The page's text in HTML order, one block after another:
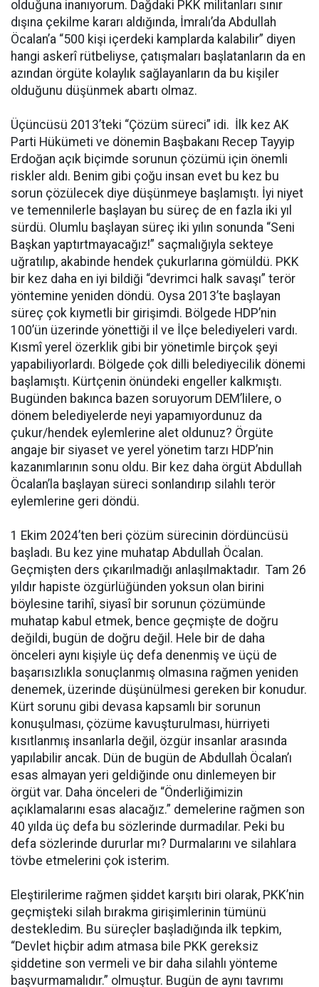
olduğuna inanıyorum. Dağdaki PKK militanları sınır
dışına çekilme kararı aldığında, İmralı’da Abdullah
Öcalan’a “500 kişi içerdeki kamplarda kalabilir” diyen
hangi askerî rütbeliyse, çatışmaları başlatanların da en
azından örgüte kolaylık sağlayanların da bu kişiler
olduğunu düşünmek abartı olmaz.
Üçüncüsü 2013’teki “Çözüm süreci” idi. İlk kez AK
Parti Hükümeti ve dönemin Başbakanı Recep Tayyip
Erdoğan açık biçimde sorunun çözümü için önemli
riskler aldı. Benim gibi çoğu insan evet bu kez bu
sorun çözülecek diye düşünmeye başlamıştı. İyi niyet
ve temennilerle başlayan bu süreç de en fazla iki yıl
sürdü. Olumlu başlayan süreç iki yılın sonunda “Seni
Başkan yaptırtmayacağız!” saçmalığıyla sekteye
uğratılıp, akabinde hendek çukurlarına gömüldü. PKK
bir kez daha en iyi bildiği “devrimci halk savaşı” terör
yöntemine yeniden döndü. Oysa 2013’te başlayan
süreç çok kıymetli bir girişimdi. Bölgede HDP’nin
100’ün üzerinde yönettiği il ve İlçe belediyeleri vardı.
Kısmî yerel özerklik gibi bir yönetimle birçok şeyi
yapabiliyorlardı. Bölgede çok dilli belediyecilik dönemi
başlamıştı. Kürtçenin önündeki engeller kalkmıştı.
Bugünden bakınca bazen soruyorum DEM’lilere, o
dönem belediyelerde neyi yapamıyordunuz da
çukur/hendek eylemlerine alet oldunuz? Örgüte
angaje bir siyaset ve yerel yönetim tarzı HDP’nin
kazanımlarının sonu oldu. Bir kez daha örgüt Abdullah
Öcalan’la başlayan süreci sonlandırıp silahlı terör
eylemlerine geri döndü.
1 Ekim 2024’ten beri çözüm sürecinin dördüncüsü
başladı. Bu kez yine muhatap Abdullah Öcalan.
Geçmişten ders çıkarılmadığı anlaşılmaktadır. Tam 26
yıldır hapiste özgürlüğünden yoksun olan birini
böylesine tarihî, siyasî bir sorunun çözümünde
muhatap kabul etmek, bence geçmişte de doğru
değildi, bugün de doğru değil. Hele bir de daha
önceleri aynı kişiyle üç defa denenmiş ve üçü de
başarısızlıkla sonuçlanmış olmasına rağmen yeniden
denemek, üzerinde düşünülmesi gereken bir konudur.
Kürt sorunu gibi devasa kapsamlı bir sorunun
konuşulması, çözüme kavuşturulması, hürriyeti
kısıtlanmış insanlarla değil, özgür insanlar arasında
yapılabilir ancak. Dün de bugün de Abdullah Öcalan’ı
esas almayan yeri geldiğinde onu dinlemeyen bir
örgüt var. Daha önceleri de “Önderliğimizin
açıklamalarını esas alacağız.” demelerine rağmen son
40 yılda üç defa bu sözlerinde durmadılar. Peki bu
defa sözlerinde dururlar mı? Durmalarını ve silahlara
tövbe etmelerini çok isterim.
Eleştirilerime rağmen şiddet karşıtı biri olarak, PKK’nin
geçmişteki silah bırakma girişimlerinin tümünü
destekledim. Bu süreçler başladığında ilk tepkim,
“Devlet hiçbir adım atmasa bile PKK gereksiz
şiddetine son vermeli ve bir daha silahlı yönteme
başvurmamalıdır.” olmuştur. Bugün de aynı tavrımı